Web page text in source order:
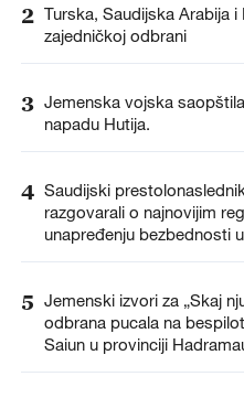
2 Turska, Saudijska Arabija
zajedničkoj odbrani
3 Jemenska vojska
napadu Hutija.
4 Saudijski
razgovarali o najnovijim
unapređenju bezbednosti
5 Jemenski izvori za „Skaj
odbrana pucala na
Saiun u provinciji